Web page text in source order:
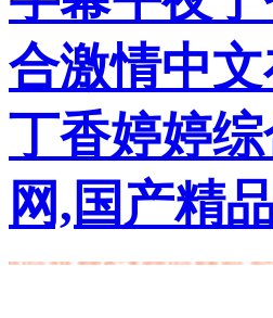
合激情中
丁香婷婷
网,国产精